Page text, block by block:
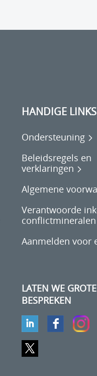
HANDIGE LINKS
Ondersteuning
Beleidsregels en
verklaringen
Algemene
Verantwoorde
conflictmineralen
Aanmelden voor
LATEN WE
BESPREKEN